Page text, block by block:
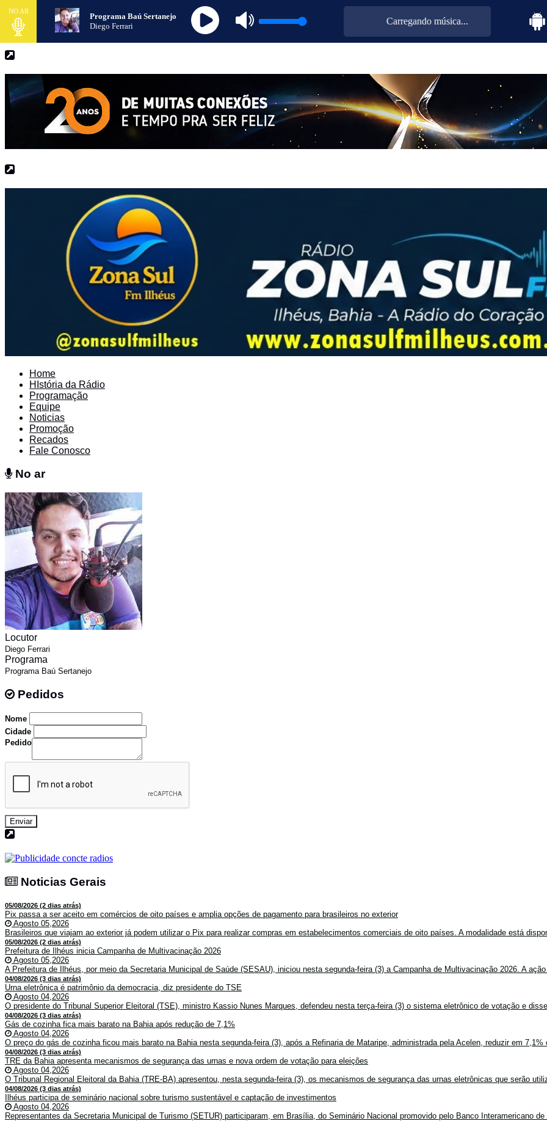
NO AR
Programa Baú Sertanejo
Diego Ferrari
Carregando música...
Home
HIstória da Rádio
Programação
Equipe
Noticias
Promoção
Recados
Fale Conosco
No ar
Locutor
Diego Ferrari
Programa
Programa Baú Sertanejo
Pedidos
Nome
Cidade
Pedido
Enviar
Noticias Gerais
05/08/2026 (2 dias atrás)
Pix passa a ser aceito em comércios de oito países e amplia opções de pagamento para brasileiros no exterior
Agosto 05,2026
Brasileiros que viajam ao exterior já podem utilizar o Pix para realizar compras em estabelecimentos comerciais de oito países. A modalidade está
05/08/2026 (2 dias atrás)
Prefeitura de Ilhéus inicia Campanha de Multivacinação 2026
Agosto 05,2026
A Prefeitura de Ilhéus, por meio da Secretaria Municipal de Saúde (SESAU), iniciou nesta segunda-feira (3) a Campanha de Multivacinação 2026. A
04/08/2026 (3 dias atrás)
Urna eletrônica é patrimônio da democracia, diz presidente do TSE
Agosto 04,2026
O presidente do Tribunal Superior Eleitoral (TSE), ministro Kassio Nunes Marques, defendeu nesta terça-feira (3) o sistema eletrônico de votação e disse
04/08/2026 (3 dias atrás)
Gás de cozinha fica mais barato na Bahia após redução de 7,1%
Agosto 04,2026
O preço do gás de cozinha ficou mais barato na Bahia nesta segunda-feira (3), após a Refinaria de Mataripe, administrada pela Acelen, reduzir em 7,1%
04/08/2026 (3 dias atrás)
TRE da Bahia apresenta mecanismos de segurança das urnas e nova ordem de votação para eleições
Agosto 04,2026
O Tribunal Regional Eleitoral da Bahia (TRE-BA) apresentou, nesta segunda-feira (3), os mecanismos de segurança das urnas eletrônicas que serão
04/08/2026 (3 dias atrás)
Ilhéus participa de seminário nacional sobre turismo sustentável e captação de investimentos
Agosto 04,2026
Representantes da Secretaria Municipal de Turismo (SETUR) participaram, em Brasília, do Seminário Nacional promovido pelo Banco Interamericano